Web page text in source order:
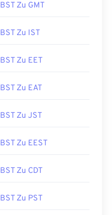
BST Zu GMT
BST Zu IST
BST Zu EET
BST Zu EAT
BST Zu JST
BST Zu EEST
BST Zu CDT
BST Zu PST